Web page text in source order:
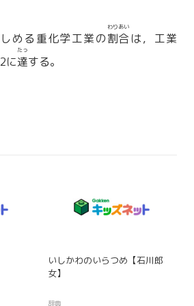
める重化学工業の割合
わりあい
は，工業
に達
たっ
する。
いしかわのいらつめ【石川郎
女】
辞典